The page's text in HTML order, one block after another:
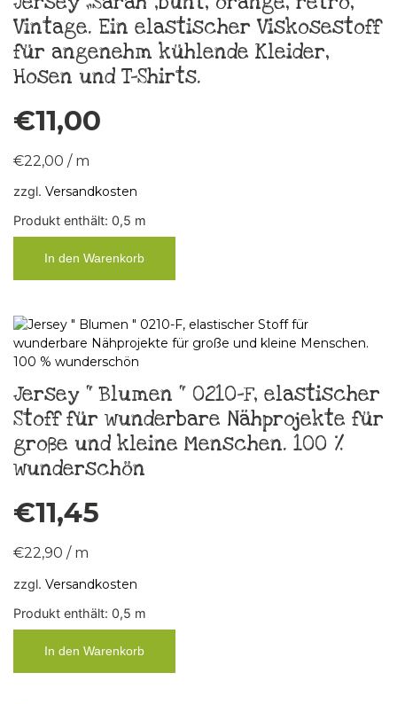
Vintage. Ein elastischer Viskosestoff
für angenehm kühlende Kleider,
Hosen und T-Shirts.
€11,00
€22,00 / m
zzgl. Versandkosten
Produkt enthält: 0,5 m
In den Warenkorb
Jersey “ Blumen “ 0210-F, elastischer
Stoff für wunderbare Nähprojekte für
große und kleine Menschen. 100 %
wunderschön
€11,45
€22,90 / m
zzgl. Versandkosten
Produkt enthält: 0,5 m
In den Warenkorb